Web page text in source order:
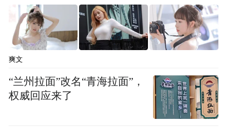
爽文
“兰州拉面”改名“青海拉面”，
权威回应来了